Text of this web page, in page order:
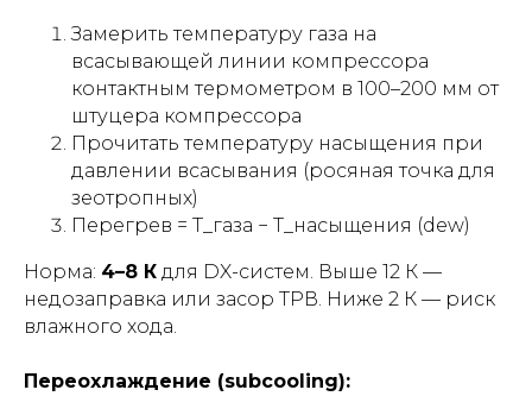
Замерить температуру газа на
всасывающей линии компрессора
контактным термометром в 100–200 мм от
штуцера компрессора
Прочитать температуру насыщения при
давлении всасывания (росяная точка для
зеотропных)
Перегрев = T_газа − T_насыщения (dew)
Норма: 4–8 К для DX-систем. Выше 12 К —
недозаправка или засор ТРВ. Ниже 2 К — риск
влажного хода.
Переохлаждение (subcooling):